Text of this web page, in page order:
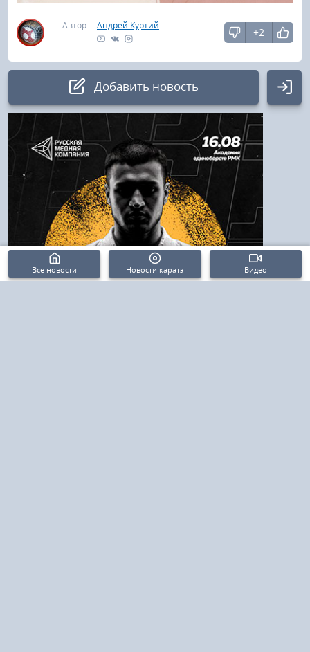
Автор: Андрей Куртий
+2
Добавить новость
Авторизация
Логин:
Пароль
Все новости Новости каратэ Видео